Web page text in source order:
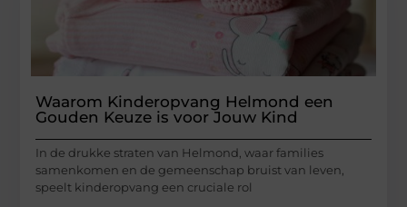
Waarom Kinderopvang Helmond een
Gouden Keuze is voor Jouw Kind
In de drukke straten van Helmond, waar families
samenkomen en de gemeenschap bruist van leven,
speelt kinderopvang een cruciale rol